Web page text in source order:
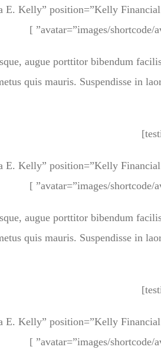
E. Kelly” position=”Kelly
avatar=”images/shortcode/
augue porttitor bibendum
quis mauris. Suspendisse in
E. Kelly” position=”Kelly
avatar=”images/shortcode/
augue porttitor bibendum
quis mauris. Suspendisse in
E. Kelly” position=”Kelly
avatar=”images/shortcode/